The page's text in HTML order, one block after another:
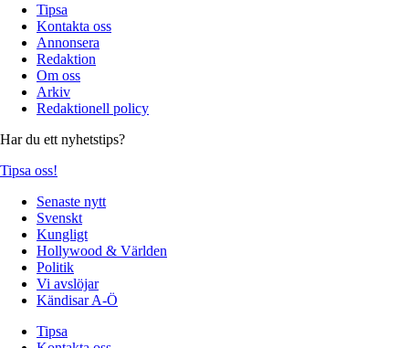
Tipsa
Kontakta oss
Annonsera
Redaktion
Om oss
Arkiv
Redaktionell policy
Har du ett nyhetstips?
Tipsa oss!
Senaste nytt
Svenskt
Kungligt
Hollywood & Världen
Politik
Vi avslöjar
Kändisar A-Ö
Tipsa